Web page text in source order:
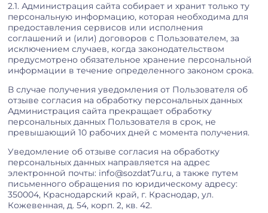
2.1. Администрация сайта собирает и хранит только ту
персональную информацию, которая необходима для
предоставления сервисов или исполнения
соглашений и (или) договоров с Пользователем, за
исключением случаев, когда законодательством
предусмотрено обязательное хранение персональной
информации в течение определенного законом срока.
В случае получения уведомления от Пользователя об
отзыве согласия на обработку персональных данных
Администрация сайта прекращает обработку
персональных данных Пользователя в срок, не
превышающий 10 рабочих дней с момента получения.
Уведомление об отзыве согласия на обработку
персональных данных направляется на адрес
электронной почты: info@sozdat7u.ru, а также путем
письменного обращения по юридическому адресу:
350004, Краснодарский край, г. Краснодар, ул.
Кожевенная, д. 54, корп. 2, кв. 42.